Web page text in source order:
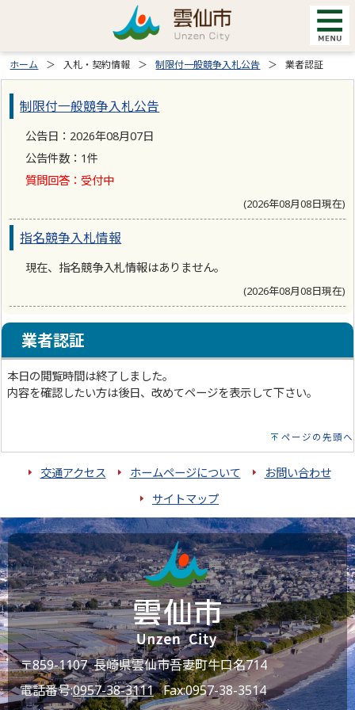
ホーム 入札・契約情報 制限付一般競争入札公告 業者認証
制限付一般競争入札公告
公告日：2026年08月07日
公告件数：1件
質問回答：受付中
(2026年08月08日現在)
指名競争入札情報
現在、指名競争入札情報はありません。
(2026年08月08日現在)
業者認証
本日の閲覧時間は終了しました。
内容を確認したい方は後日、改めてページを表示して下さい。
ページの先頭へ
交通アクセス ホームページについて
お問い合わせ
サイトマップ
〒859-1107 長崎県雲仙市吾妻町牛口名714
電話番号:0957-38-3111Fax:0957-38-3514